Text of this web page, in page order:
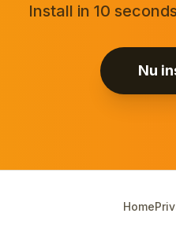
Install in 10
Nu
Home